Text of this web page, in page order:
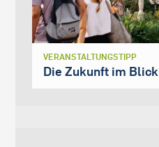
VERANSTALTUNGSTIPP
Die Zukunft im Blick